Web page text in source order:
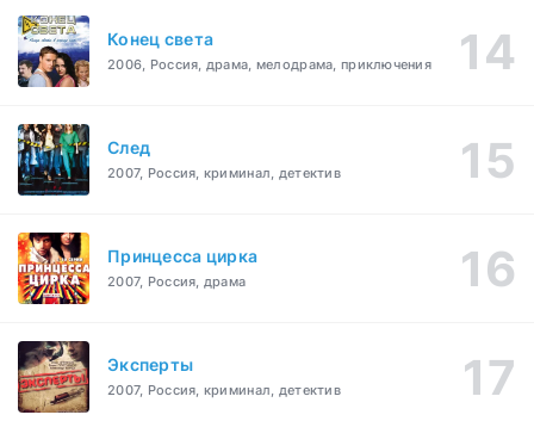
Конец света
2006, Россия, драма, мелодрама, приключения
След
2007, Россия, криминал, детектив
Принцесса цирка
2007, Россия, драма
Эксперты
2007, Россия, криминал, детектив